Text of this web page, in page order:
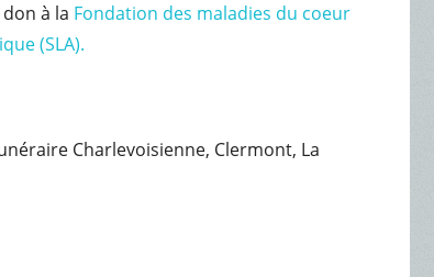
à la Fondation des maladies du coeur
(SLA).
Charlevoisienne, Clermont, La